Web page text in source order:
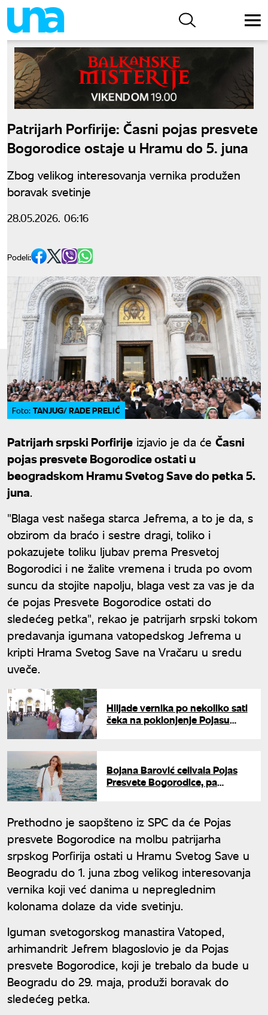
Patrijarh Porfirije: Časni pojas presvete
Bogorodice ostaje u Hramu do 5. juna
Zbog velikog interesovanja vernika produžen
boravak svetinje
28.05.2026. 06:16
Podeli:
Foto: TANJUG/ RADE PRELIĆ
Patrijarh srpski Porfirije izjavio je da će Časni
pojas presvete Bogorodice ostati u
beogradskom Hramu Svetog Save do petka 5.
juna.
"Blaga vest našega starca Jefrema, a to je da, s
obzirom da braćo i sestre dragi, toliko i
pokazujete toliku ljubav prema Presvetoj
Bogorodici i ne žalite vremena i truda po ovom
suncu da stojite napolju, blaga vest za vas je da
će pojas Presvete Bogorodice ostati do
sledećeg petka", rekao je patrijarh srpski tokom
predavanja igumana vatopedskog Jefrema u
kripti Hrama Svetog Save na Vračaru u sredu
uveče.
Hiljade vernika po nekoliko sati
čeka na poklonjenje Pojasu
Bojana Barović celivala Pojas
Presvete Bogorodice, pa
Prethodno je saopšteno iz SPC da će Pojas
presvete Bogorodice na molbu patrijarha
srpskog Porfirija ostati u Hramu Svetog Save u
Beogradu do 1. juna zbog velikog interesovanja
vernika koji već danima u nepreglednim
kolonama dolaze da vide svetinju.
Iguman svetogorskog manastira Vatoped,
arhimandrit Jefrem blagoslovio je da Pojas
presvete Bogorodice, koji je trebalo da bude u
Beogradu do 29. maja, produži boravak do
sledećeg petka.